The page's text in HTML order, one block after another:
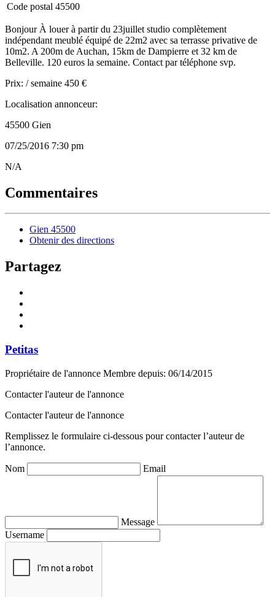
Code postal 45500
Bonjour À louer à partir du 23juillet studio complètement
indépendant meublé équipé de 22m2 avec sa terrasse privative de
10m2. A 200m de Auchan, 15km de Dampierre et 32 km de
Belleville. 120 euros la semaine. Contact par téléphone svp.
Prix: / semaine 450 €
Localisation annonceur:
45500 Gien
07/25/2016 7:30 pm
Listing
N/A
Commentaires
Gien 45500
Obtenir des directions
Partagez
Petitas
Propriétaire de l'annonce Membre depuis: 06/14/2015
Contacter l'auteur de l'annonce
Contacter l'auteur de l'annonce
Remplissez le formulaire ci-dessous pour contacter l’auteur de
l’annonce.
Nom Email
Message
Username